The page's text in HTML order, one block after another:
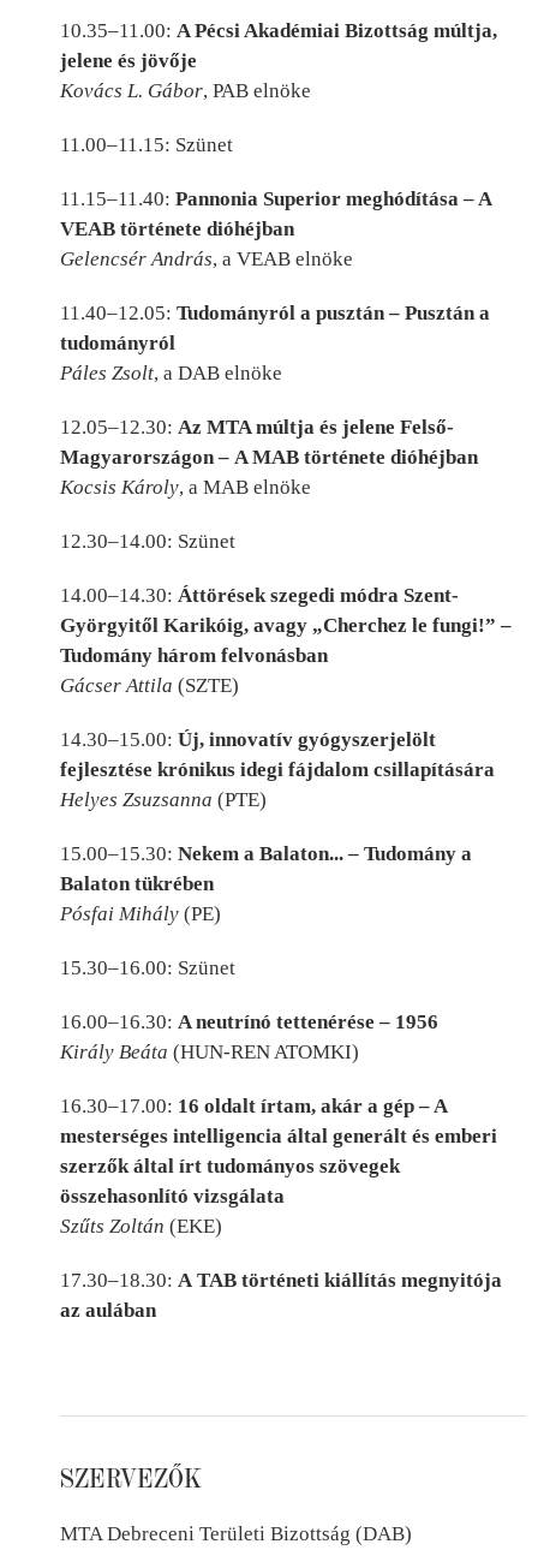
10.35–11.00: A Pécsi Akadémiai Bizottság múltja,
jelene és jövője
Kovács L. Gábor, PAB elnöke
11.00–11.15: Szünet
11.15–11.40: Pannonia Superior meghódítása – A
VEAB története dióhéjban
Gelencsér András, a VEAB elnöke
11.40–12.05: Tudományról a pusztán – Pusztán a
tudományról
Páles Zsolt, a DAB elnöke
12.05–12.30: Az MTA múltja és jelene Felső-
Magyarországon – A MAB története dióhéjban
Kocsis Károly, a MAB elnöke
12.30–14.00: Szünet
14.00–14.30: Áttörések szegedi módra Szent-
Györgyitől Karikóig, avagy „Cherchez le fungi!” –
Tudomány három felvonásban
Gácser Attila (SZTE)
14.30–15.00: Új, innovatív gyógyszerjelölt
fejlesztése krónikus idegi fájdalom csillapítására
Helyes Zsuzsanna (PTE)
15.00–15.30: Nekem a Balaton... – Tudomány a
Balaton tükrében
Pósfai Mihály (PE)
15.30–16.00: Szünet
16.00–16.30: A neutrínó tettenérése – 1956
Király Beáta (HUN-REN ATOMKI)
16.30–17.00: 16 oldalt írtam, akár a gép – A
mesterséges intelligencia által generált és emberi
szerzők által írt tudományos szövegek
összehasonlító vizsgálata
Szűts Zoltán (EKE)
17.30–18.30: A TAB történeti kiállítás megnyitója
az aulában
SZERVEZŐK
MTA Debreceni Területi Bizottság (DAB)